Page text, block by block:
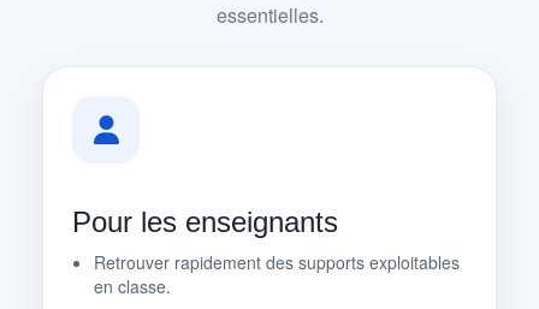
essentielles.
Pour les enseignants
Retrouver rapidement des supports exploitables
en classe.